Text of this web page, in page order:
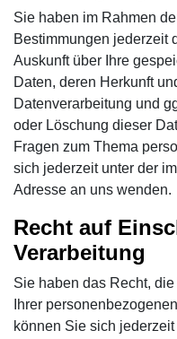
Sie haben im Rahmen
Bestimmungen jederzeit
Auskunft über Ihre
Daten, deren Herkunft
Datenverarbeitung und
oder Löschung dieser
Fragen zum Thema
sich jederzeit unter der
Adresse an uns wenden.
Recht auf
Verarbeitung
Sie haben das Recht,
Ihrer
können Sie sich